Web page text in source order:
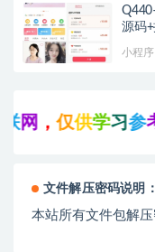
源码
小程序
，仅 供学习参考
文件解压密码说明：
本站所有文件包解